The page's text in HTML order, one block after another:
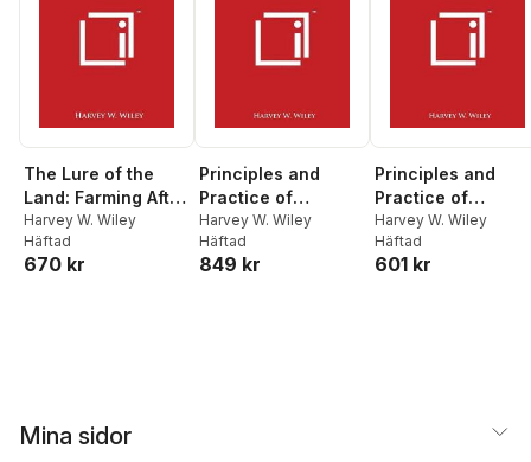
The Lure of the
Land: Farming After
Fifty
Harvey W. Wiley
Häftad
670 kr
Principles and
Practice of
Agricultural
Analysis V1: Soils
Harvey W. Wiley
Häftad
849 kr
Principles and
Practice of
Agricultural
Analysis V3b:
Agricultural
Harvey W. Wiley
Häftad
601 kr
Mina sidor